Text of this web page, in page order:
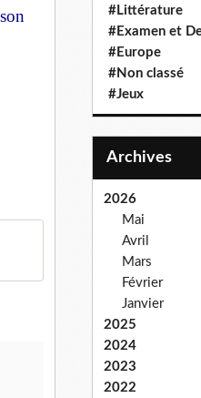
#Littérature
#Examen et
#Europe
#Non classé
#Jeux
Archives
2026
Mai
Avril
Mars
Février
Janvier
2025
2024
2023
2022